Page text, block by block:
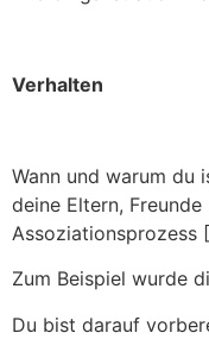
Verhalten
Wann und warum du
deine Eltern,
Assoziationsprozess
Zum Beispiel wurde
Du bist darauf